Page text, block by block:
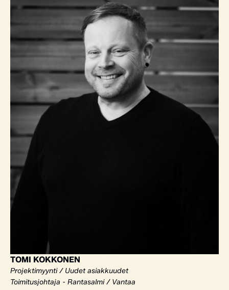
TOMI KOKKONEN
Projektimyynti / Uudet asiakkuudet
Toimitusjohtaja - Rantasalmi / Vantaa